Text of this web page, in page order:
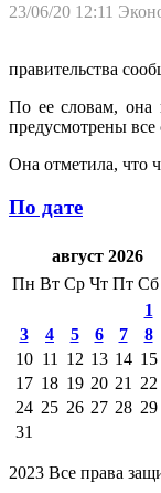
23/06/20 12:11
правительства
По ее словам, она
предусмотрены
Она отметила, что
По дате
август 2026
Пн Вт Ср Чт Пт Сб
1
3
4 5 6 7 8
10 11 12 13 14 15
17 18 19 20 21 22
24 25 26 27 28 29
31
2023 Все права